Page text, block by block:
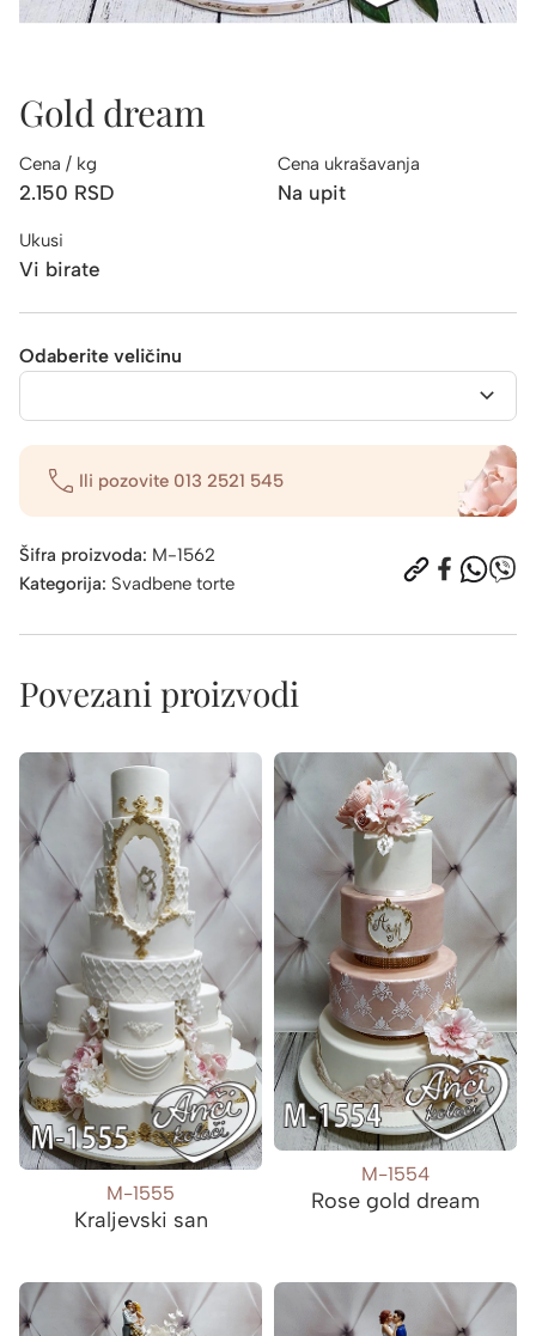
Gold dream
Cena / kg
2.150 RSD
Cena ukrašavanja
Na upit
Ukusi
Vi birate
Odaberite veličinu
Ili pozovite 013 2521 545
Šifra proizvoda: M-1562
Kategorija: Svadbene torte
Povezani proizvodi
M-1555
Kraljevski san
M-1554
Rose gold dream